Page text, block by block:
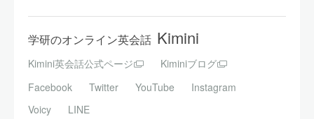
学研のオンライン英会話 Kimini
Kimini英会話公式ページ
Kiminiブログ
Facebook
Twitter YouTube
Instagram
Voicy
LINE